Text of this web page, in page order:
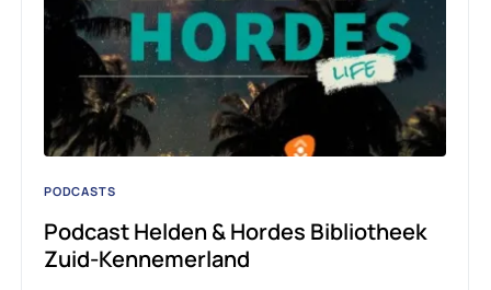
PODCASTS
Podcast Helden & Hordes Bibliotheek
Zuid-Kennemerland